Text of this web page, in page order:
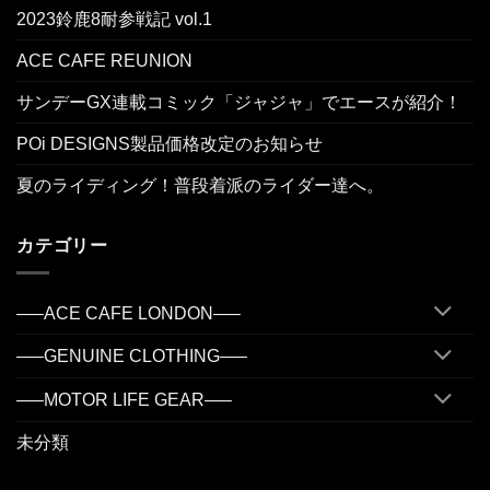
2023鈴鹿8耐参戦記 vol.1
ACE CAFE REUNION
サンデーGX連載コミック「ジャジャ」でエースが紹介！
POi DESIGNS製品価格改定のお知らせ
夏のライディング！普段着派のライダー達へ。
カテゴリー
—–ACE CAFE LONDON—–
—–GENUINE CLOTHING—–
—–MOTOR LIFE GEAR—–
未分類